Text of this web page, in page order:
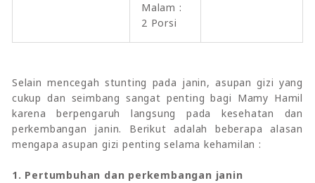
Malam :
2 Porsi
Selain mencegah stunting pada janin, asupan gizi yang
cukup dan seimbang sangat penting bagi Mamy Hamil
karena berpengaruh langsung pada kesehatan dan
perkembangan janin. Berikut adalah beberapa alasan
mengapa asupan gizi penting selama kehamilan :
1. Pertumbuhan dan perkembangan janin